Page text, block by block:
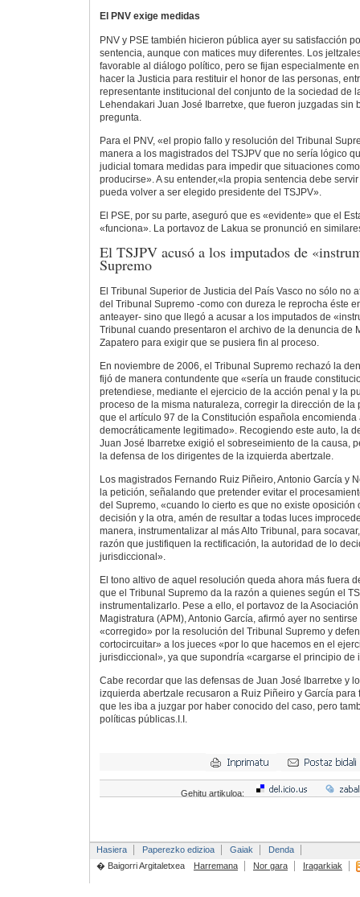
El PNV exige medidas
PNV y PSE también hicieron pública ayer su satisfacción
sentencia, aunque con matices muy diferentes. Los
favorable al diálogo político, pero se fijan especialmente
hacer la Justicia para restituir el honor de las personas,
representante institucional del conjunto de la sociedad de
Lehendakari Juan José Ibarretxe, que fueron juzgadas sin
pregunta.
Para el PNV, «el propio fallo y resolución del Tribunal
manera a los magistrados del TSJPV que no sería lógico
judicial tomara medidas para impedir que situaciones
producirse». A su entender,«la propia sentencia debe
pueda volver a ser elegido presidente del TSJPV».
El PSE, por su parte, aseguró que es «evidente» que el
«funciona». La portavoz de Lakua se pronunció en
El TSJPV acusó a los imputados de
Supremo
El Tribunal Superior de Justicia del País Vasco no sólo no
del Tribunal Supremo -como con dureza le reprocha éste
anteayer- sino que llegó a acusar a los imputados de
Tribunal cuando presentaron el archivo de la denuncia de
Zapatero para exigir que se pusiera fin al proceso.
En noviembre de 2006, el Tribunal Supremo rechazó la
fijó de manera contundente que «sería un fraude
pretendiese, mediante el ejercicio de la acción penal y la
proceso de la misma naturaleza, corregir la dirección de la
que el artículo 97 de la Constitución española encomienda
democráticamente legitimado». Recogiendo este auto, la
Juan José Ibarretxe exigió el sobreseimiento de la causa,
la defensa de los dirigentes de la izquierda abertzale.
Los magistrados Fernando Ruiz Piñeiro, Antonio García y
la petición, señalando que pretender evitar el
del Supremo, «cuando lo cierto es que no existe oposición
decisión y la otra, amén de resultar a todas luces
manera, instrumentalizar al más Alto Tribunal, para
razón que justifiquen la rectificación, la autoridad de lo
jurisdiccional».
El tono altivo de aquel resolución queda ahora más fuera
que el Tribunal Supremo da la razón a quienes según el
instrumentalizarlo. Pese a ello, el portavoz de la
Magistratura (APM), Antonio García, afirmó ayer no
«corregido» por la resolución del Tribunal Supremo y
cortocircuitar» a los jueces «por lo que hacemos en el
jurisdiccional», ya que supondría «cargarse el principio de
Cabe recordar que las defensas de Juan José Ibarretxe y
izquierda abertzale recusaron a Ruiz Piñeiro y García para
que les iba a juzgar por haber conocido del caso, pero
políticas públicas.I.I.
Gehitu artikuloa:
Hasiera Paperezko edizioa Gaiak
Denda
� Baigorri Argitaletxea
Harremana Nor gara Iragarkiak